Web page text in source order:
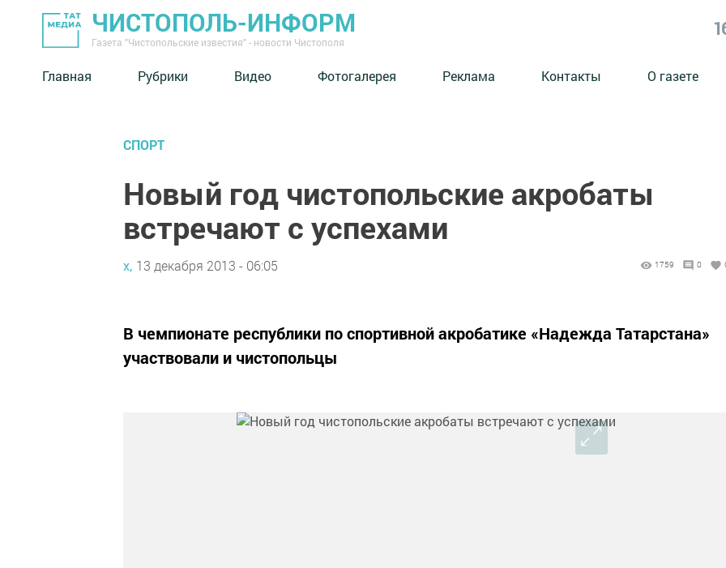
ЧИСТОПОЛЬ-ИНФОРМ
Газета "Чистопольские известия" - новости Чистополя
Главная Рубрики Видео Фотогалерея Реклама Контакты О газете
СПОРТ
Новый год чистопольские акробаты
встречают с успехами
х, 13 декабря 2013 - 06:05 1759 0
В чемпионате республики по спортивной акробатике «Надежда Татарстана»
участвовали и чистопольцы